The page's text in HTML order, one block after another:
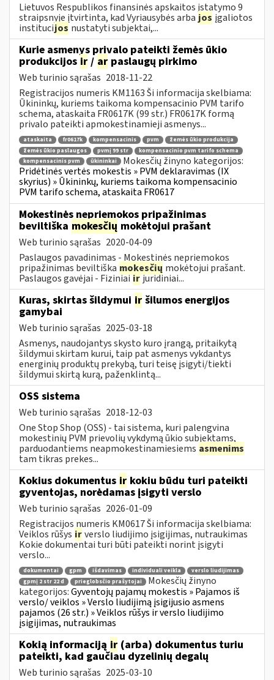
Lietuvos Respublikos finansinės apskaitos įstatymo 9
straipsnyje įtvirtinta, kad Vyriausybės arba jos įgaliotos
institucijos nustatyti subjektai,...
Kurie asmenys privalo pateikti žemės ūkio
produkcijos ir / ar paslaugų pirkimo
Web turinio sąrašas 2018-11-22
Registracijos numeris KM1163 Ši informacija skelbiama:
Ūkininkų, kuriems taikoma kompensacinio PVM tarifo
schema, ataskaita FR0617K (99 str.) FR0617K formą
privalo pateikti apmokestinamieji asmenys...
ataskaita fr0617k kompensacinis pvm
žemės ūkio produkcija
žemės ūkio paslaugos
pvmį 99 str
kompensacinio pvm tarifo schema
kompensacinis pvm
ūkininkai
Mokesčių žinyno kategorijos:
Pridėtinės vertės mokestis » PVM deklaravimas (IX
skyrius) » Ūkininkų, kuriems taikoma kompensacinio
PVM tarifo schema, ataskaita FR0617
Mokestinės nepriemokos pripažinimas
beviltiška mokesčių mokėtojui prašant
Web turinio sąrašas 2020-04-09
Paslaugos pavadinimas - Mokestinės nepriemokos
pripažinimas beviltiška mokesčių mokėtojui prašant.
Paslaugos gavėjai - Fiziniaiirjuridiniai...
Kuras, skirtas šildymui ir šilumos energijos
gamybai
Web turinio sąrašas 2025-03-18
Asmenys, naudojantys skysto kuro įrangą, pritaikytą
šildymui skirtam kurui, taip pat asmenys vykdantys
energinių produktų prekybą, turi teisę įsigyti/tiekti
šildymui skirtą kurą, paženklintą...
OSS sistema
Web turinio sąrašas 2018-12-03
One Stop Shop (OSS) - tai sistema, kuri palengvina
mokestinių PVM prievolių vykdymą ūkio subjektams,
parduodantiems neapmokestinamiesiems asmenims
tam tikras prekes...
Kokius dokumentus ir kokiu būdu turi pateikti
gyventojas, norėdamas įsigyti verslo
Web turinio sąrašas 2026-01-09
Registracijos numeris KM0617 Ši informacija skelbiama:
Veiklos rūšys irverslo liudijimo įsigijimas, nutraukimas
Kokie dokumentai turi būti pateikti norint įsigyti
verslo...
dokumentai gpm išdavimas individuali veikla
verslo liudijimas
gpmį 2 str 22 d
prieglobsčio prašytojai
Mokesčių žinyno
kategorijos:Gyventojų pajamų mokestis » Pajamos iš
verslo/ veiklos » Verslo liudijimą įsigijusio asmens
pajamos (26 str.) » Veiklos rūšys ir verslo liudijimo
įsigijimas, nutraukimas
Kokią informaciją ir (arba) dokumentus turiu
pateikti, kad gaučiau dyzelinių degalų
Web turinio sąrašas 2025-03-10